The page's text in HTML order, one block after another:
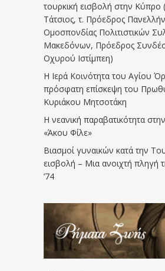
τουρκική εισβολή στην Κύπρο
Τάτσιος, τ. Πρόεδρος
Ομοσπονδίας Πολιτιστικών
Μακεδόνων, Πρόεδρος
Οχυρού Ιστίμπεη)
Η Ιερά Κοινότητα του Αγίου
πρόσφατη επίσκεψη του
Κυριάκου Μητσοτάκη
Η νεανική παραβατικότητα
«Άκου Φίλε»
Βιασμοί γυναικών κατά την
εισβολή – Μια ανοιχτή πληγή
’74